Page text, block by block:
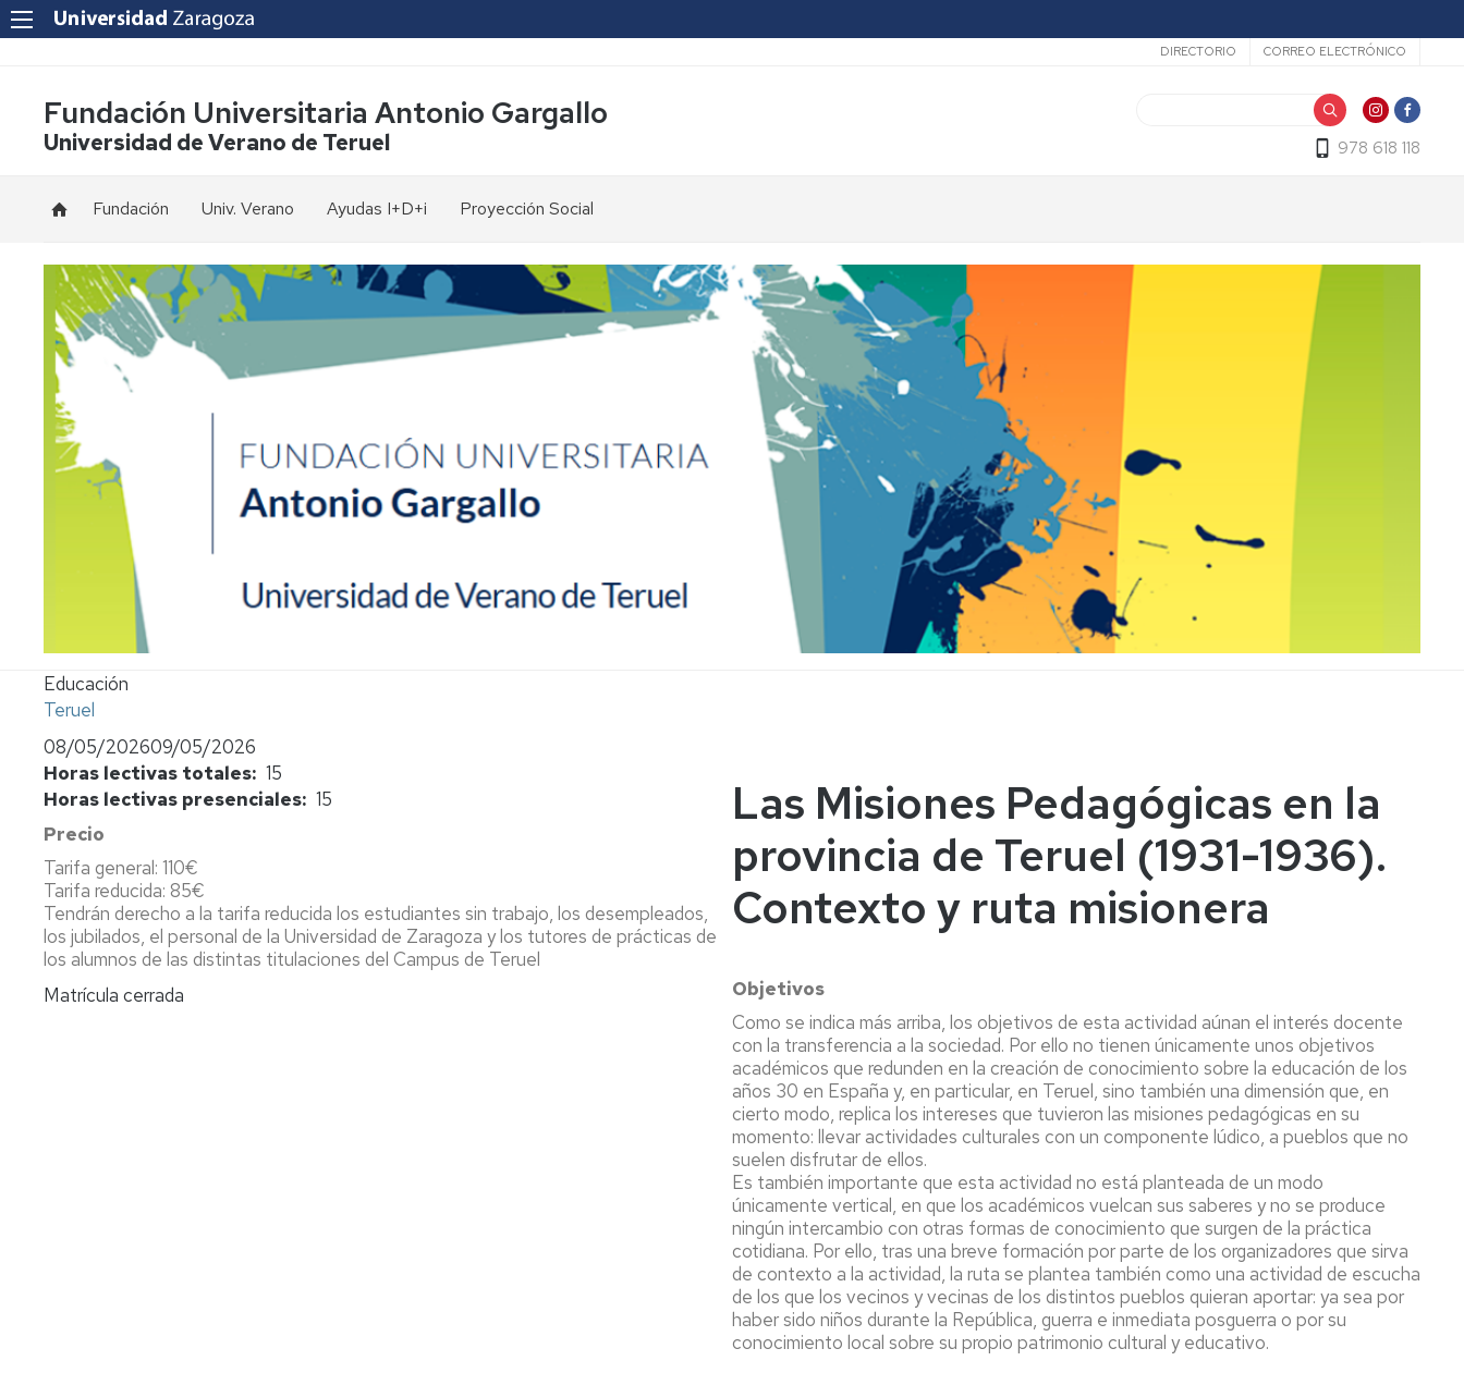
Secundario
DIRECTORIO CORREO ELECTRÓNICO
Fundación Universitaria Antonio Gargallo
Universidad de Verano de Teruel 978 618 118
Fundación
Estatutos
Patronos
Memorias
de
trabajo
Univ. Verano
Formalización
de
de
Homologaciones
Propuesta
Propuesta
Ayudas I+D+i Proyección Social
Educación
Teruel
08/05/202609/05/2026
Horas lectivas totales 15
Horas lectivas presenciales 15
Precio
Tarifa general: 110€
Tarifa reducida: 85€
Tendrán derecho a la tarifa reducida los estudiantes sin trabajo, los desempleados,
los jubilados, el personal de la Universidad de Zaragoza y los tutores de prácticas de
los alumnos de las distintas titulaciones del Campus de Teruel
Matrícula cerrada
Las Misiones Pedagógicas en la
provincia de Teruel (1931-1936).
Contexto y ruta misionera
Objetivos
Como se indica más arriba, los objetivos de esta actividad aúnan el interés docente
con la transferencia a la sociedad. Por ello no tienen únicamente unos objetivos
académicos que redunden en la creación de conocimiento sobre la educación de los
años 30 en España y, en particular, en Teruel, sino también una dimensión que, en
cierto modo, replica los intereses que tuvieron las misiones pedagógicas en su
momento: llevar actividades culturales con un componente lúdico, a pueblos que no
suelen disfrutar de ellos.
Es también importante que esta actividad no está planteada de un modo
únicamente vertical, en que los académicos vuelcan sus saberes y no se produce
ningún intercambio con otras formas de conocimiento que surgen de la práctica
cotidiana. Por ello, tras una breve formación por parte de los organizadores que sirva
de contexto a la actividad, la ruta se plantea también como una actividad de escucha
de los que los vecinos y vecinas de los distintos pueblos quieran aportar: ya sea por
haber sido niños durante la República, guerra e inmediata posguerra o por su
conocimiento local sobre su propio patrimonio cultural y educativo.